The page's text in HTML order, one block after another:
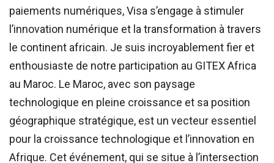
paiements numériques, Visa s’engage à stimuler
l’innovation numérique et la transformation à travers
le continent africain. Je suis incroyablement fier et
enthousiaste de notre participation au GITEX Africa
au Maroc. Le Maroc, avec son paysage
technologique en pleine croissance et sa position
géographique stratégique, est un vecteur essentiel
pour la croissance technologique et l’innovation en
Afrique. Cet événement, qui se situe à l’intersection